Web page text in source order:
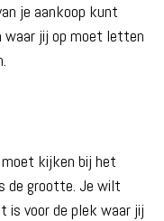
je aankoop kunt
waar jij op moet letten
moet kijken bij het
de grootte. Je wilt
is voor de plek waar jij